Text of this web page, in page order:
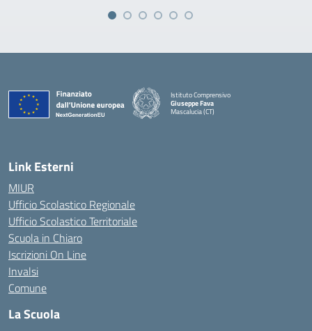
Istituto Comprensivo
Giuseppe Fava
Mascalucia (CT)
Link Esterni
MIUR
Ufficio Scolastico Regionale
Ufficio Scolastico Territoriale
Scuola in Chiaro
Iscrizioni On Line
Invalsi
Comune
La Scuola